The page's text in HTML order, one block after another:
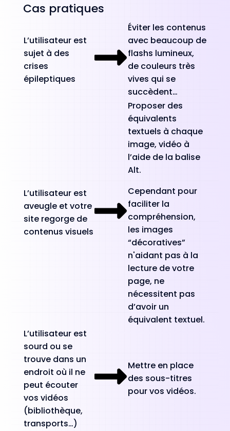
Cas pratiques
L’utilisateur est
sujet à des
crises
épileptiques
Éviter les contenus
avec beaucoup de
flashs lumineux,
de couleurs très
vives qui se
succèdent…
L’utilisateur est
aveugle et votre
site regorge de
contenus visuels
Proposer des
équivalents
textuels à chaque
image, vidéo à
l’aide de la balise
Alt.
Cependant pour
faciliter la
compréhension,
les images
“décoratives”
n'aidant pas à la
lecture de votre
page, ne
nécessitent pas
d’avoir un
équivalent textuel.
L’utilisateur est
sourd ou se
trouve dans un
endroit où il ne
peut écouter
vos vidéos
(bibliothèque,
transports…)
Mettre en place
des sous-titres
pour vos vidéos.